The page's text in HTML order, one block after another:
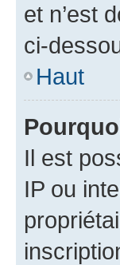
et n’est
ci-
Haut
Il est
IP ou